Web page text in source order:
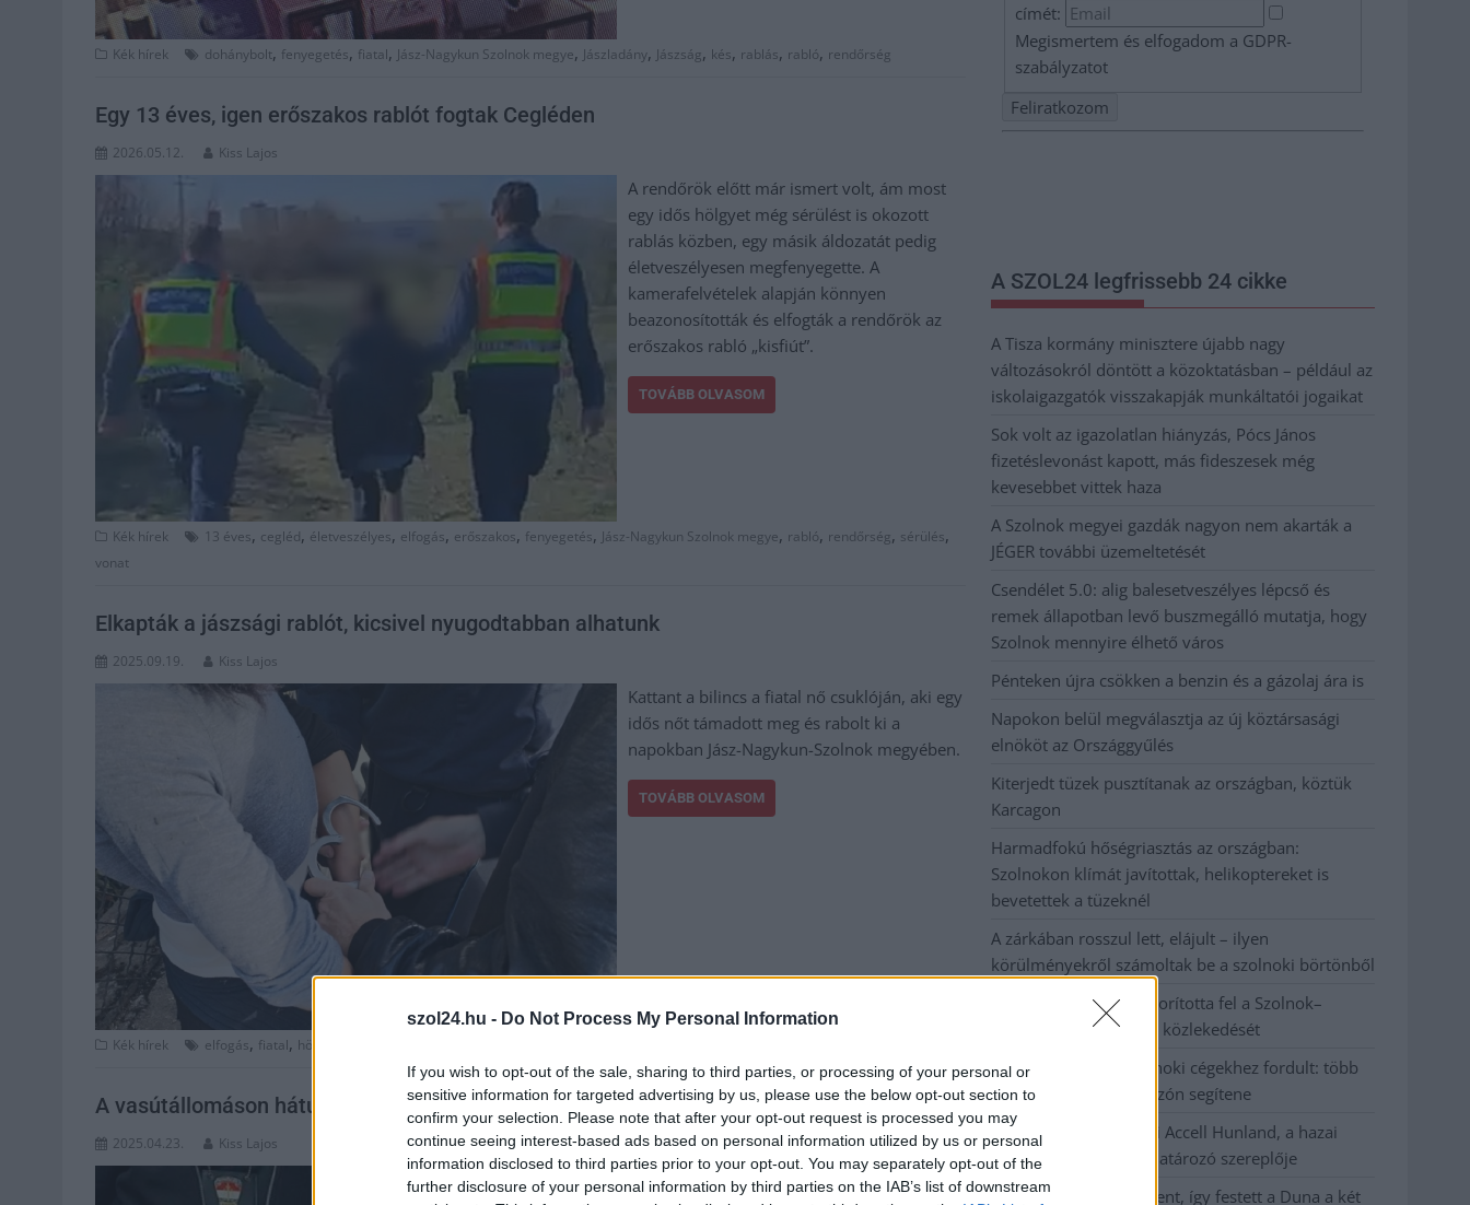
szol24.hu - Do Not Process My Personal Information
If you wish to opt-out of the sale, sharing to third parties, or processing of your personal or
sensitive information for targeted advertising by us, please use the below opt-out section to
confirm your selection. Please note that after your opt-out request is processed you may
continue seeing interest-based ads based on personal information utilized by us or personal
information disclosed to third parties prior to your opt-out. You may separately opt-out of the
further disclosure of your personal information by third parties on the IAB’s list of downstream
Kék hírek dohánybolt, fenyegetés, fiatal, Jász-Nagykun Szolnok megye, Jászladány, Jászság, kés, rablás, rabló, rendőrség
Egy 13 éves, igen erőszakos rablót fogtak Cegléden
2026.05.12. Kiss Lajos
A rendőrök előtt már ismert volt, ám most
egy idős hölgyet még sérülést is okozott
rablás közben, egy másik áldozatát pedig
életveszélyesen megfenyegette. A
kamerafelvételek alapján könnyen
beazonosították és elfogták a rendőrök az
erőszakos rabló „kisfiút”.
TOVÁBB OLVASOM
Kék hírek 13 éves, cegléd, életveszélyes, elfogás, erőszakos, fenyegetés, Jász-Nagykun Szolnok megye, rabló, rendőrség, sérülés,
vonat
Elkapták a jászsági rablót, kicsivel nyugodtabban alhatunk
2025.09.19. Kiss Lajos
Kattant a bilincs a fiatal nő csuklóján, aki egy
idős nőt támadott meg és rabolt ki a
napokban Jász-Nagykun-Szolnok megyében.
TOVÁBB OLVASOM
Kék hírek elfogás, fiatal, hölgy
A vasútállomáson hátulról ütötte le áldozatát, már letartóztatták az erőszakos elkövetőt
2025.04.23. Kiss Lajos
A kunhegyesiek rémét lopások és erőszakos
címét:
Megismertem és elfogadom a GDPR-
szabályzatot
A SZOL24 legfrissebb 24 cikke
A Tisza kormány minisztere újabb nagy
változásokról döntött a közoktatásban – például az
iskolaigazgatók visszakapják munkáltatói jogaikat
Sok volt az igazolatlan hiányzás, Pócs János
fizetéslevonást kapott, más fideszesek még
kevesebbet vittek haza
A Szolnok megyei gazdák nagyon nem akarták a
JÉGER további üzemeltetését
Csendélet 5.0: alig balesetveszélyes lépcső és
remek állapotban levő buszmegálló mutatja, hogy
Szolnok mennyire élhető város
Pénteken újra csökken a benzin és a gázolaj ára is
Napokon belül megválasztja az új köztársasági
elnököt az Országgyűlés
Kiterjedt tüzek pusztítanak az országban, köztük
Karcagon
Harmadfokú hőségriasztás az országban:
Szolnokon klímát javítottak, helikoptereket is
bevetettek a tüzeknél
A zárkában rosszul lett, elájult – ilyen
körülményekről számoltak be a szolnoki börtönből
Váratlan fennakadás borította fel a Szolnok–
Kecskemét vasútvonal közlekedését
A polgármester a szolnoki cégekhez fordult: több
száz elbocsátott dolgozón segítene
Csődbe ment a tószegi Accell Hunland, a hazai
kerékpárgyártás meghatározó szereplője
Egyszer fent, egyszer lent, így festett a Duna a két